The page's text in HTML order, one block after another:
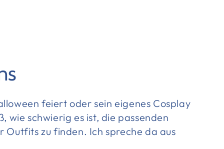
feiert oder sein eigenes Cosplay
wie schwierig es ist, die passenden
Outfits zu finden. Ich spreche da aus